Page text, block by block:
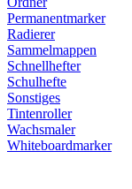
Permanentmarker
Radierer
Sammelmappen
Schnellhefter
Schulhefte
Sonstiges
Tintenroller
Wachsmaler
Whiteboardmarker